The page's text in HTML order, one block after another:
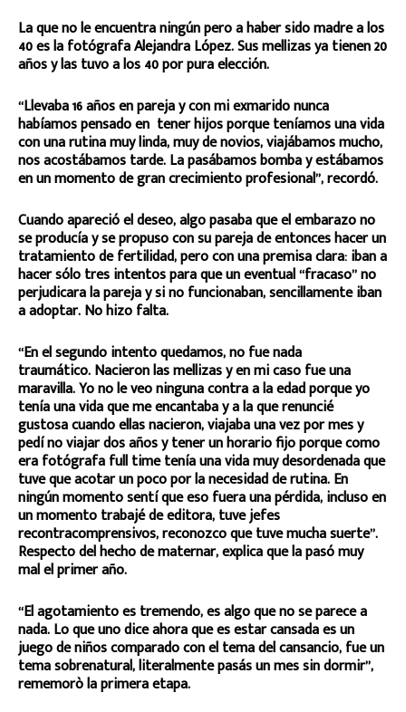
La que no le encuentra ningún pero a haber sido madre a los
40 es la fotógrafa Alejandra López. Sus mellizas ya tienen 20
años y las tuvo a los 40 por pura elección.
“Llevaba 16 años en pareja y con mi exmarido nunca
habíamos pensado en tener hijos porque teníamos una vida
con una rutina muy linda, muy de novios, viajábamos mucho,
nos acostábamos tarde. La pasábamos bomba y estábamos
en un momento de gran crecimiento profesional”, recordó.
Cuando apareció el deseo, algo pasaba que el embarazo no
se producía y se propuso con su pareja de entonces hacer un
tratamiento de fertilidad, pero con una premisa clara: iban a
hacer sólo tres intentos para que un eventual “fracaso” no
perjudicara la pareja y si no funcionaban, sencillamente iban
a adoptar. No hizo falta.
“En el segundo intento quedamos, no fue nada
traumático. Nacieron las mellizas y en mi caso fue una
maravilla. Yo no le veo ninguna contra a la edad porque yo
tenía una vida que me encantaba y a la que renuncié
gustosa cuando ellas nacieron, viajaba una vez por mes y
pedí no viajar dos años y tener un horario fijo porque como
era fotógrafa full time tenía una vida muy desordenada que
tuve que acotar un poco por la necesidad de rutina. En
ningún momento sentí que eso fuera una pérdida, incluso en
un momento trabajé de editora, tuve jefes
recontracomprensivos, reconozco que tuve mucha suerte”.
Respecto del hecho de maternar, explica que la pasó muy
mal el primer año.
“El agotamiento es tremendo, es algo que no se parece a
nada. Lo que uno dice ahora que es estar cansada es un
juego de niños comparado con el tema del cansancio, fue un
tema sobrenatural, literalmente pasás un mes sin dormir”,
rememorò la primera etapa.